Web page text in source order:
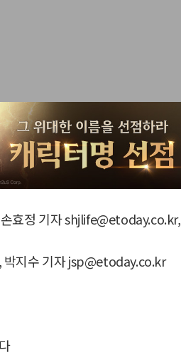
효정 기자 shjlife@etoday.co.kr,
지수 기자 jsp@etoday.co.kr